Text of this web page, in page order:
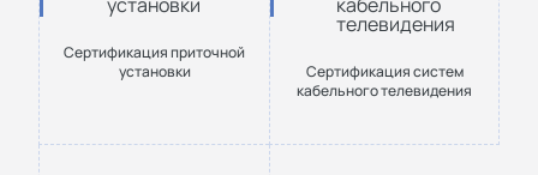
Сертификация приточной
установки
Сертификация систем
кабельного телевидения